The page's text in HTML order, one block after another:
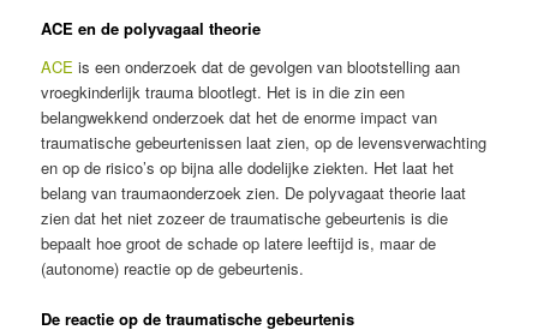
ACE en de polyvagaal theorie
ACE is een onderzoek dat de gevolgen van blootstelling aan
vroegkinderlijk trauma blootlegt. Het is in die zin een
belangwekkend onderzoek dat het de enorme impact van
traumatische gebeurtenissen laat zien, op de levensverwachting
en op de risico’s op bijna alle dodelijke ziekten. Het laat het
belang van traumaonderzoek zien. De polyvagaat theorie laat
zien dat het niet zozeer de traumatische gebeurtenis is die
bepaalt hoe groot de schade op latere leeftijd is, maar de
(autonome) reactie op de gebeurtenis.
De reactie op de traumatische gebeurtenis